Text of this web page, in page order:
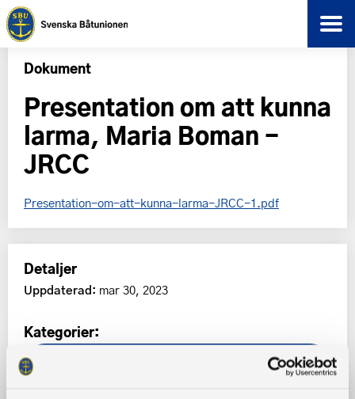
Dokument
Presentation om att kunna
larma, Maria Boman -
JRCC
Presentation-om-att-kunna-larma-JRCC-1.pdf
Detaljer
Uppdaterad: mar 30, 2023
Kategorier: